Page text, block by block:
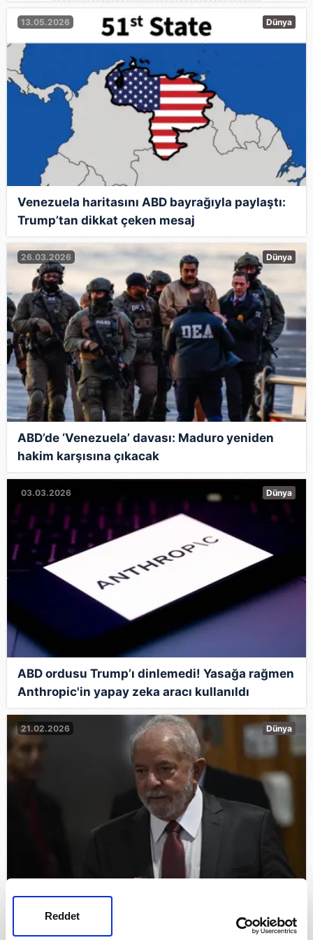
Reddet
13.05.2026 Dünya
Venezuela haritasını ABD bayrağıyla paylaştı:
Trump’tan dikkat çeken mesaj
26.03.2026 Dünya
ABD’de ‘Venezuela’ davası: Maduro yeniden
hakim karşısına çıkacak
03.03.2026 Dünya
ABD ordusu Trump’ı dinlemedi! Yasağa rağmen
Anthropic'in yapay zeka aracı kullanıldı
21.02.2026 Dünya
Brezilya lideri Silva'dan Maduro çağrısı: 'Kendi